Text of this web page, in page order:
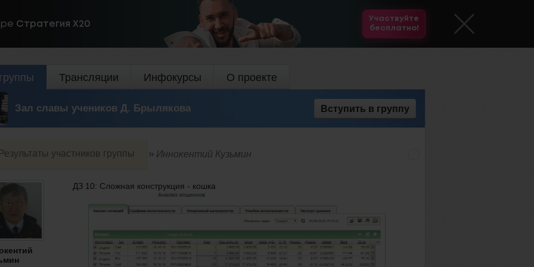
Стратегия Х20
Участвуйте
бесплатно!
Трансляции Инфокурсы О проекте
Зал славы учеников Д. Брылякова Вступить в группу
участников группы Иннокентий Кузьмин
ДЗ 10: Сложная конструкция - кошка